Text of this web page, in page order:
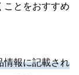
ことをおすすめ
情報に記載され